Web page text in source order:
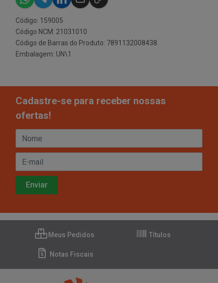
Código: 159005
Código NCM: 21031010
Código de Barras do Produto: 7891132008438
Embalagem: UN\1
Cadastre-se para receber nossas
ofertas!
Meus Pedidos Títulos
Notas Fiscais